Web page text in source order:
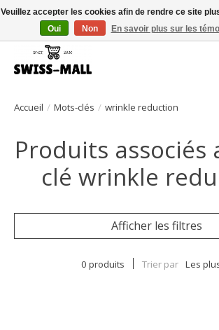
Livraison gratuite dès CHF 250 – livrée avec soin et
Accueil / Mots-clés / wrinkle reduction
Produits associés
clé wrinkle
Afficher les filtres
0 produits Trier par Les
Veuillez accepter les cookies afin de rendre ce site
Oui
Non En savoir plus sur les